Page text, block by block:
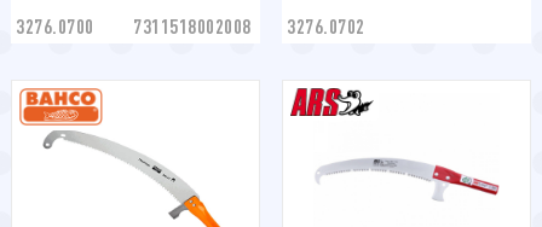
3276.0700 7311518002008 3276.0702